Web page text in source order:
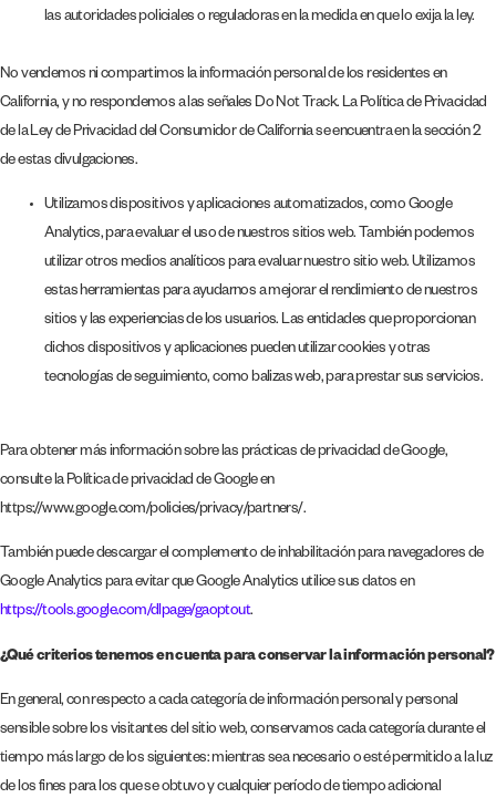
las autoridades policiales o reguladoras en la medida en que lo exija la ley.
No vendemos ni compartimos la información personal de los residentes en
California, y no respondemos a las señales Do Not Track. La Política de Privacidad
de la Ley de Privacidad del Consumidor de California se encuentra en la sección 2
de estas divulgaciones.
Utilizamos dispositivos y aplicaciones automatizados, como Google
Analytics, para evaluar el uso de nuestros sitios web. También podemos
utilizar otros medios analíticos para evaluar nuestro sitio web. Utilizamos
estas herramientas para ayudarnos a mejorar el rendimiento de nuestros
sitios y las experiencias de los usuarios. Las entidades que proporcionan
dichos dispositivos y aplicaciones pueden utilizar cookies y otras
tecnologías de seguimiento, como balizas web, para prestar sus servicios.
Para obtener más información sobre las prácticas de privacidad de Google,
consulte la Política de privacidad de Google en
https://www.google.com/policies/privacy/partners/.
También puede descargar el complemento de inhabilitación para navegadores de
Google Analytics para evitar que Google Analytics utilice sus datos en
https://tools.google.com/dlpage/gaoptout.
¿Qué criterios tenemos en cuenta para conservar la información personal?
En general, con respecto a cada categoría de información personal y personal
sensible sobre los visitantes del sitio web, conservamos cada categoría durante el
tiempo más largo de los siguientes: mientras sea necesario o esté permitido a la luz
de los fines para los que se obtuvo y cualquier período de tiempo adicional